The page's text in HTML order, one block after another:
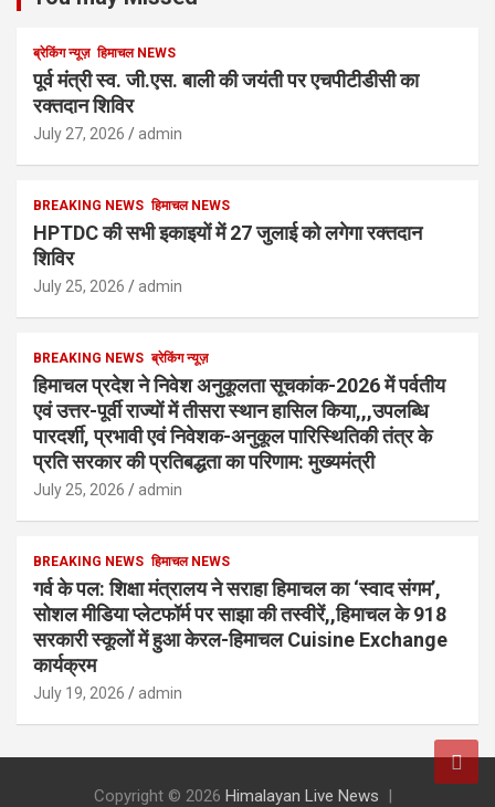
ब्रेकिंग न्यूज़ हिमाचल NEWS
पूर्व मंत्री स्व. जी.एस. बाली की जयंती पर एचपीटीडीसी का
रक्तदान शिविर
July 27, 2026 admin
BREAKING NEWS हिमाचल NEWS
HPTDC की सभी इकाइयों में 27 जुलाई को लगेगा रक्तदान
शिविर
July 25, 2026 admin
BREAKING NEWS ब्रेकिंग न्यूज़
हिमाचल प्रदेश ने निवेश अनुकूलता सूचकांक-2026 में पर्वतीय
एवं उत्तर-पूर्वी राज्यों में तीसरा स्थान हासिल किया,,,उपलब्धि
पारदर्शी, प्रभावी एवं निवेशक-अनुकूल पारिस्थितिकी तंत्र के
प्रति सरकार की प्रतिबद्धता का परिणाम: मुख्यमंत्री
July 25, 2026 admin
BREAKING NEWS हिमाचल NEWS
गर्व के पल: शिक्षा मंत्रालय ने सराहा हिमाचल का ‘स्वाद संगम’,
सोशल मीडिया प्लेटफॉर्म पर साझा की तस्वीरें,,हिमाचल के 918
सरकारी स्कूलों में हुआ केरल-हिमाचल Cuisine Exchange
कार्यक्रम
July 19, 2026 admin
Copyright © 2026 Himalayan Live News